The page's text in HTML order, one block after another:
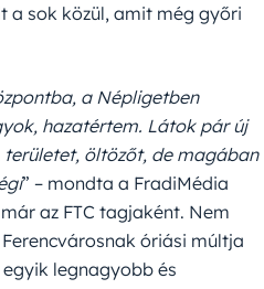
a sok közül, amit még győri
a Népligetben
hazatértem. Látok pár új
öltözőt, de magában
” – mondta a FradiMédia
az FTC tagjaként. Nem
óriási múltja
legnagyobb és